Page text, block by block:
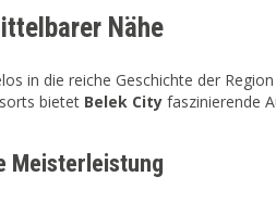
Nähe
in die reiche Geschichte der
bietet Belek City faszinierende
Meisterleistung